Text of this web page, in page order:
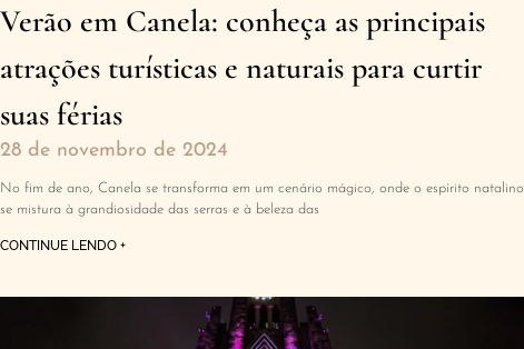
Verão em Canela: conheça as principais
atrações turísticas e naturais para curtir
suas férias
28 de novembro de 2024
No fim de ano, Canela se transforma em um cenário mágico, onde o espírito natalino
se mistura à grandiosidade das serras e à beleza das
CONTINUE LENDO +